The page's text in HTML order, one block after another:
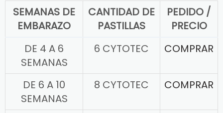
SEMANAS DE
EMBARAZO
CANTIDAD DE
PASTILLAS
PEDIDO /
PRECIO
DE 4 A 6
SEMANAS
6 CYTOTEC COMPRAR
DE 6 A 10
SEMANAS
8 CYTOTEC COMPRAR